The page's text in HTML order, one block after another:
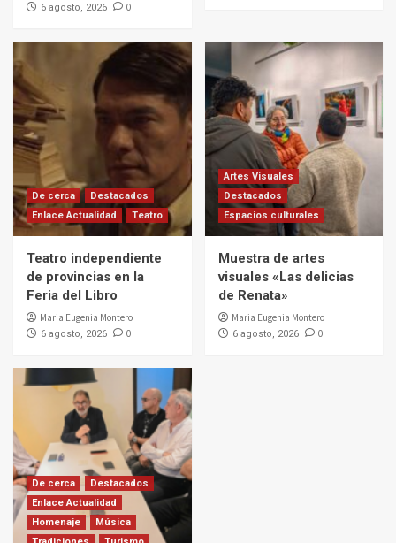
6 agosto, 2026 0
De cerca
Destacados
Enlace Actualidad
Teatro
Teatro independiente
de provincias en la
Feria del Libro
Maria Eugenia Montero
6 agosto, 2026 0
Artes Visuales
Destacados
Espacios culturales
Muestra de artes
visuales «Las delicias
de Renata»
Maria Eugenia Montero
6 agosto, 2026 0
De cerca
Destacados
Enlace Actualidad
Homenaje
Música